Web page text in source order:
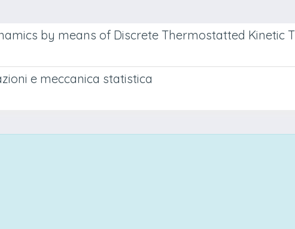
by means of Discrete Thermostatted Kinetic
e meccanica statistica